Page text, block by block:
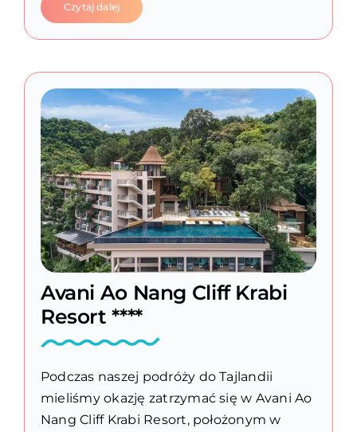
Czytaj dalej
Avani Ao Nang Cliff Krabi
Resort ****
Podczas naszej podróży do Tajlandii
mieliśmy okazję zatrzymać się w Avani Ao
Nang Cliff Krabi Resort, położonym w